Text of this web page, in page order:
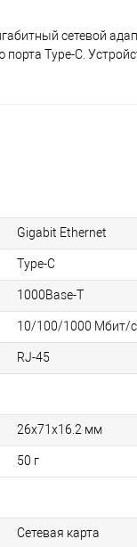
сетевой
Type-C.
Gigabit Ethernet
Type-C
1000Base-T
10/100/1000 Мбит/с
RJ-45
26х71х16.2 мм
50 г
Сетевая карта